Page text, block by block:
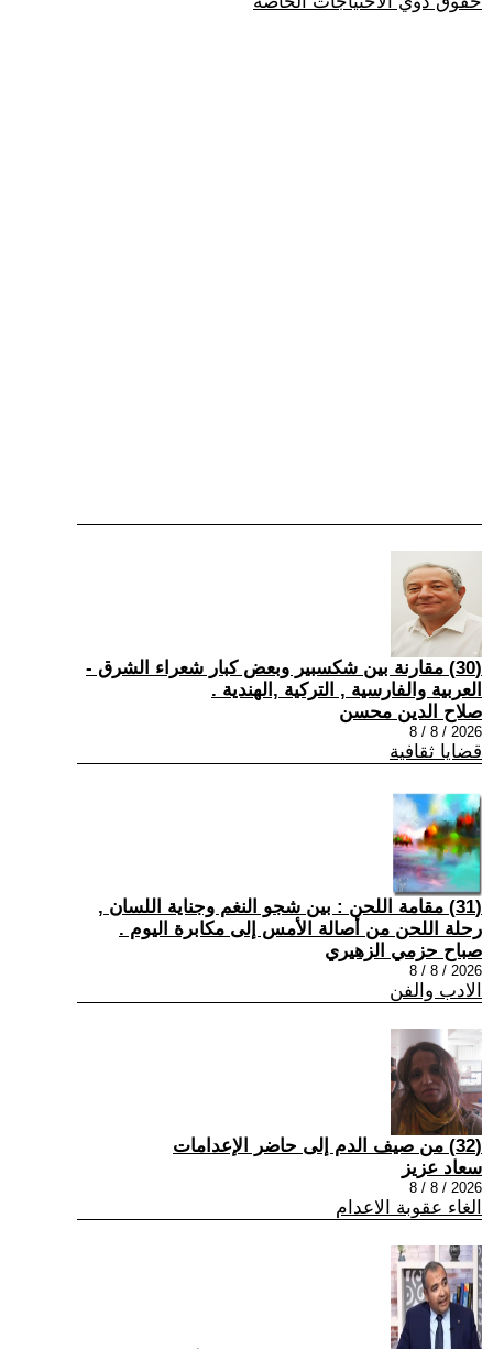
(30) مقارنة بين شكسبير وبعض كبار شعراء الشرق -
العربية والفارسية , التركية ,الهندية .
صلاح الدين محسن
2026 / 8 / 8
قضايا ثقافية
(31) مقامة اللحن : بين شجو النغم وجناية اللسان ,
رحلة اللحن من أصالة الأمس إلى مكابرة اليوم .
صباح حزمي الزهيري
2026 / 8 / 8
الادب والفن
(32) من صيف الدم إلى حاضر الإعدامات
سعاد عزيز
2026 / 8 / 8
الغاء عقوبة الاعدام